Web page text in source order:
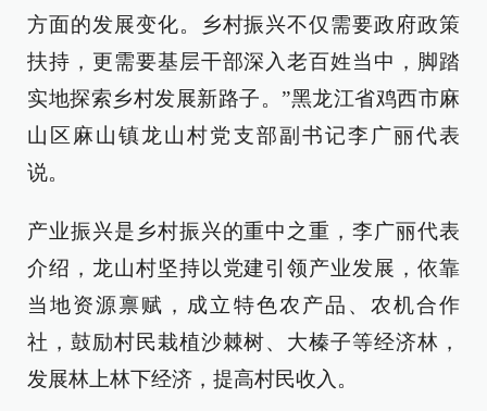
方面的发展变化。乡村振兴不仅需要政府政策
扶持，更需要基层干部深入老百姓当中，脚踏
实地探索乡村发展新路子。”黑龙江省鸡西市麻
山区麻山镇龙山村党支部副书记李广丽代表
说。
产业振兴是乡村振兴的重中之重，李广丽代表
介绍，龙山村坚持以党建引领产业发展，依靠
当地资源禀赋，成立特色农产品、农机合作
社，鼓励村民栽植沙棘树、大榛子等经济林，
发展林上林下经济，提高村民收入。